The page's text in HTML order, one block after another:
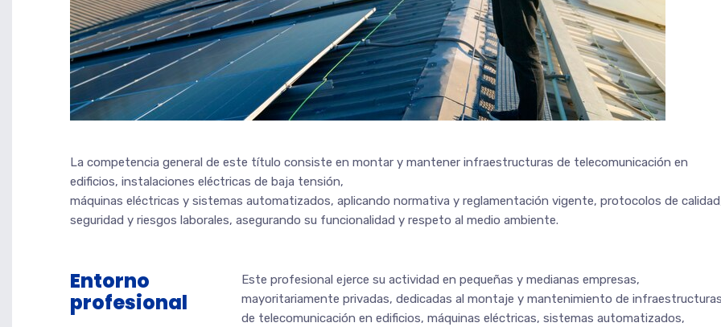
La competencia general de este título consiste en montar y mantener infraestructuras de telecomunicación en
edificios, instalaciones eléctricas de baja tensión,
máquinas eléctricas y sistemas automatizados, aplicando normativa y reglamentación vigente, protocolos de
seguridad y riesgos laborales, asegurando su funcionalidad y respeto al medio ambiente.
Entorno
profesional
Este profesional ejerce su actividad en pequeñas y medianas empresas,
mayoritariamente privadas, dedicadas al montaje y mantenimiento de
de telecomunicación en edificios, máquinas eléctricas, sistemas automatizados,